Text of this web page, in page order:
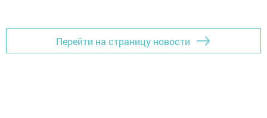
Перейти на страницу новости